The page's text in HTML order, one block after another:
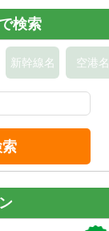
検索
新幹線名 空港名